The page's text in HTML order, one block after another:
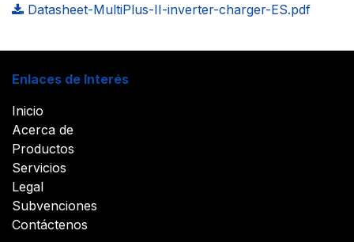
Datasheet-MultiPlus-II-inverter-charger-ES.pdf
Enlaces de Interés
Inicio
Acerca de
Productos
Servicios
Legal
Subvenciones
Contáctenos